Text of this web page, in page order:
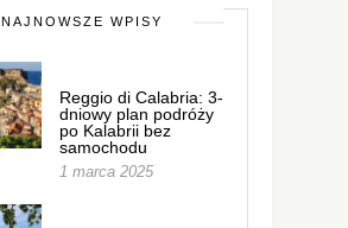
NAJNOWSZE WPISY
Reggio di Calabria: 3-
dniowy plan podróży
po Kalabrii bez
samochodu
1 marca 2025